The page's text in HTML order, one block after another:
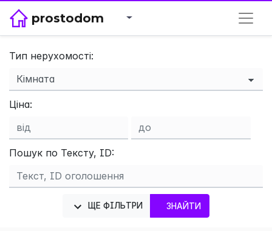
prostodom
Тип нерухомості:
Ціна:
Пошук по Тексту, ID:
ЩЕ ФІЛЬТРИ ЗНАЙТИ
×